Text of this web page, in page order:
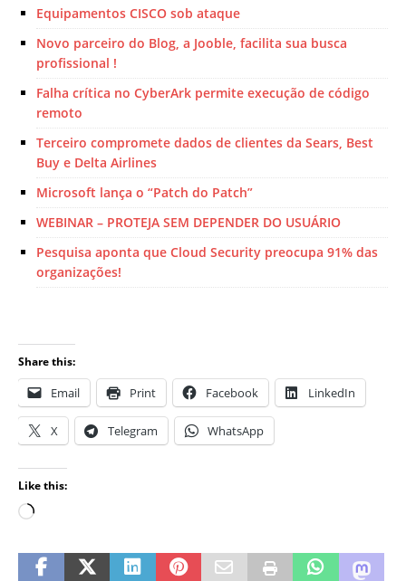
Equipamentos CISCO sob ataque
Novo parceiro do Blog, a Jooble, facilita sua busca
profissional !
Falha crítica no CyberArk permite execução de código
remoto
Terceiro compromete dados de clientes da Sears, Best
Buy e Delta Airlines
Microsoft lança o “Patch do Patch”
WEBINAR – PROTEJA SEM DEPENDER DO USUÁRIO
Pesquisa aponta que Cloud Security preocupa 91% das
organizações!
Share this:
Email Print Facebook LinkedIn
X Telegram WhatsApp
Like this: